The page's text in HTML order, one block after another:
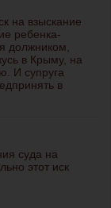
на взыскание
ребенка-
должником,
в Крыму, на
И супруга
в
суда на
этот иск